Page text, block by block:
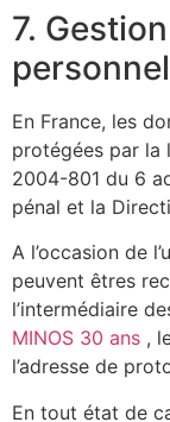
7.
En France, les
protégées par la
2004-801 du 6
pénal et la
A l’occasion de
peuvent êtres
l’intermédiaire
MINOS 30 ans ,
l’adresse de
En tout état de